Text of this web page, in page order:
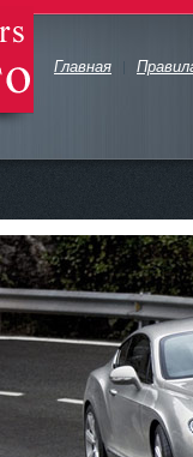
Главная